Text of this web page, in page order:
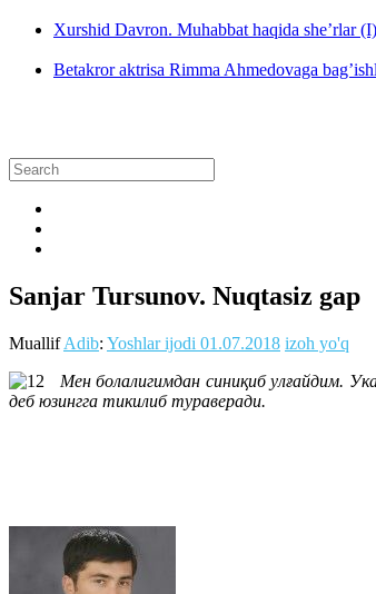
Xurshid Davron. Muhabbat haqida she’rlar (I)
Betakror aktrisa Rimma Ahmedovaga
Sanjar Tursunov. Nuqtasiz gap
MuallifAdib: Yoshlar ijodi 01.07.2018 izoh yo'q
Мен болалигимдан синиқиб улғайдим.
деб юзингга тикилиб тураверади.